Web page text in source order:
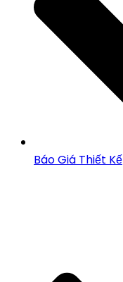
Báo Giá Thiết Kế